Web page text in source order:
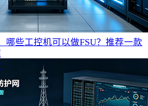
哪些工控机可以做FSU？推荐一款